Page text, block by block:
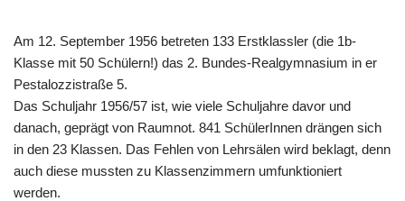
Am 12. September 1956 betreten 133 Erstklassler (die 1b-
Klasse mit 50 Schülern!) das 2. Bundes-Realgymnasium in er
Pestalozzistraße 5.
Das Schuljahr 1956/57 ist, wie viele Schuljahre davor und
danach, geprägt von Raumnot. 841 SchülerInnen drängen sich
in den 23 Klassen. Das Fehlen von Lehrsälen wird beklagt, denn
auch diese mussten zu Klassenzimmern umfunktioniert
werden.